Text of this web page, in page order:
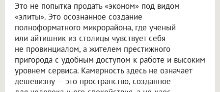
Это не попытка продать «эконом» под видом
«элиты». Это осознанное создание
полноформатного микрорайона, где ученый
или айтишник из столицы чувствует себя
не провинциалом, а жителем престижного
пригорода с удобным доступом к работе и высоким
уровнем сервиса. Камерность здесь не означает
дешевизну — это пространство, созданное